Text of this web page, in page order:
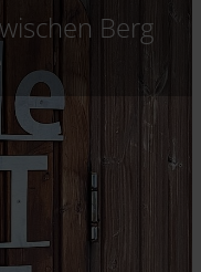
Berg